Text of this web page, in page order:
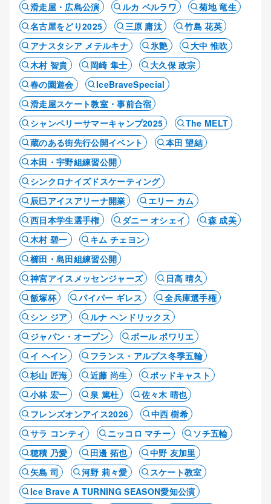
滑走屋・広島公演
ルカ ベルラワ
菊地 竜生
名古屋をどり2025
三原 庸汰
竹島 花英
アナスタシア メテルキナ
氷艶
大中 惟吹
木村 智貴
岡崎 隼士
大久保 政宗
春の園遊会
IceBraveSpecial
滑走屋スケート教室・事前合宿
シャンペリーサマーキャンプ2025
The MELT
蔵のある街先行公開イベント
本田 望結
本田・宇野組練習公開
シンクロナイズドスケーティング
辰巳アイスアリーナ開業
エリー カム
西日本学生選手権
ダニー オシェイ
森 成美
木村 碧一
キム チェヨン
櫛田・島田組練習公開
神宮アイスメッセンジャーズ
日高 晴久
飯塚杯
パイパー ギレス
全兵庫選手権
シン ジア
ルナ ヘンドリックス
ジャパン・オープン
ポール ポワリエ
イ ヘイン
フランス・アルプス冬季五輪
杉山 匠海
近藤 尚生
ポッドキャスト
小林 宏一
泉 篤杜
佐々木 晴也
フレンズオンアイス2026
中西 樹希
サラ コンティ
ニッコロ マチー
ソチ五輪
穂積 乃愛
田邊 拓也
中野 友加里
矢島 司
河野 莉々愛
スケート教室
Ice Brave A TURNING SEASON愛知公演